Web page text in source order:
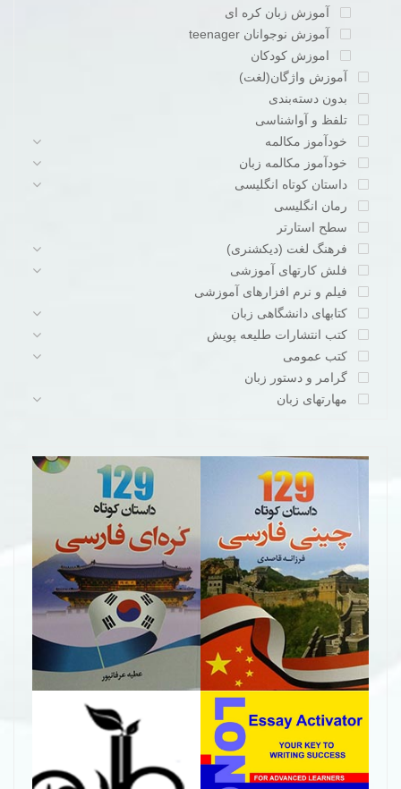
آموزش زبان کره ای
آموزش نوجوانان teenager
اموزش کودکان
آموزش واژگان(لغت)
بدون دسته‌بندی
تلفظ و آواشناسی
خودآموز مکالمه
خودآموز مکالمه زبان
داستان کوتاه انگلیسی
رمان انگلیسی
سطح استارتر
فرهنگ لغت (دیکشنری)
فلش کارتهای آموزشی
فیلم و نرم افزارهای آموزشی
کتابهای دانشگاهی زبان
کتب انتشارات طلیعه پویش
کتب عمومی
گرامر و دستور زبان
مهارتهای زبان